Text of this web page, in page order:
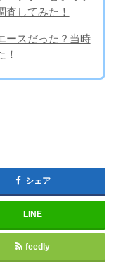
査してみた！
ースだった？当時
！
シェア
LINE
feedly